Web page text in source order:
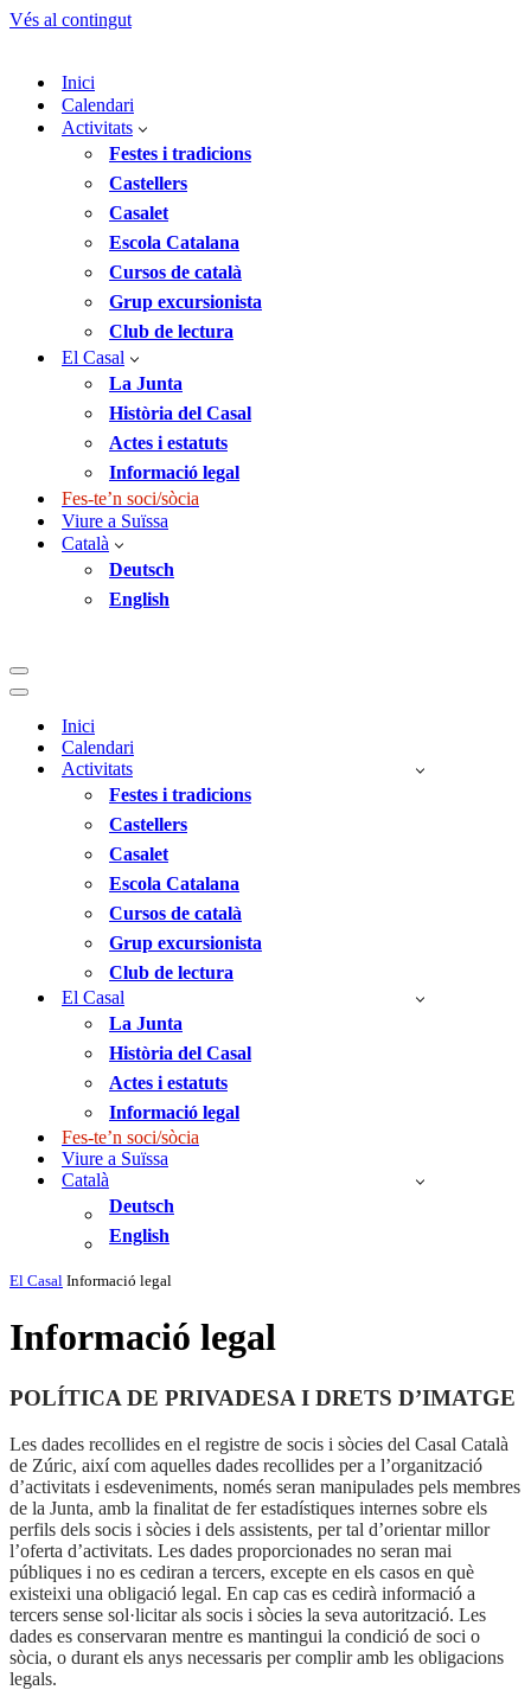
Vés al contingut
Inici
Calendari
Activitats
Festes i tradicions
Castellers
Casalet
Escola Catalana
Cursos de català
Grup excursionista
Club de lectura
El Casal
La Junta
Història del Casal
Actes i estatuts
Informació legal
Fes-te’n soci/sòcia
Viure a Suïssa
Català
Deutsch
English
Menú
de
Menú
navegació
Inici
Calendari
Activitats
Festes i tradicions
Castellers
Casalet
Escola Catalana
Cursos de català
Grup excursionista
Club de lectura
El Casal
La Junta
Història del Casal
Actes i estatuts
Informació legal
Fes-te’n soci/sòcia
Viure a Suïssa
Català
Deutsch
English
El Casal Informació legal
Informació legal
POLÍTICA DE PRIVADESA I DRETS D’IMATGE
Les dades recollides en el registre de socis i sòcies del Casal Català
de Zúric, així com aquelles dades recollides per a l’organització
d’activitats i esdeveniments, només seran manipulades pels membres
de la Junta, amb la finalitat de fer estadístiques internes sobre els
perfils dels socis i sòcies i dels assistents, per tal d’orientar millor
l’oferta d’activitats. Les dades proporcionades no seran mai
públiques i no es cediran a tercers, excepte en els casos en què
existeixi una obligació legal. En cap cas es cedirà informació a
tercers sense sol·licitar als socis i sòcies la seva autorització. Les
dades es conservaran mentre es mantingui la condició de soci o
sòcia, o durant els anys necessaris per complir amb les obligacions
legals.